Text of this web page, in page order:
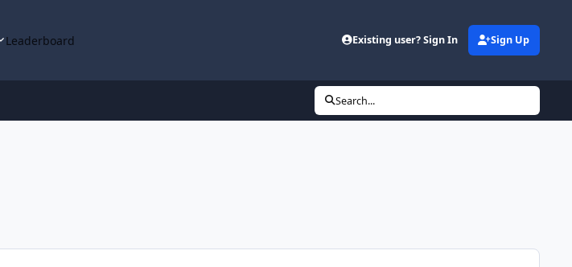
Leaderboard Existing user? Sign In Sign Up
Search...